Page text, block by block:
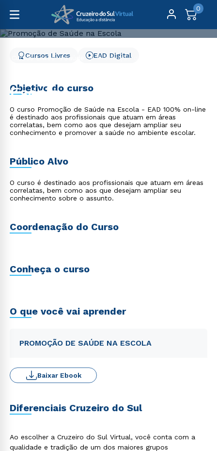
0
Cursos Livres Saúde Promoção de Saúde na Escola
Escola
Cursos Livres EAD Digital
Objetivo do curso
O curso Promoção de Saúde na Escola - EAD 100% on-line
é destinado aos profissionais que atuam em áreas
correlatas, bem como aos que desejam ampliar seu
conhecimento e promover a saúde no ambiente escolar.
Público Alvo
O curso é destinado aos profissionais que atuam em áreas
correlatas, bem como aos que desejam ampliar seu
conhecimento sobre o assunto.
Coordenação do Curso
Conheça o curso
O que você vai aprender
PROMOÇÃO DE SAÚDE NA ESCOLA
Baixar Ebook
Diferenciais Cruzeiro do Sul
Ao escolher a Cruzeiro do Sul Virtual, você conta com a
qualidade e tradição de um dos maiores grupos